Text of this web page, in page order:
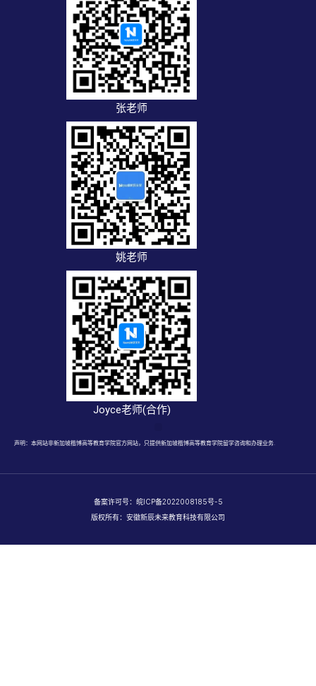
张老师
姚老师
Joyce老师(合作)
声明：本网站非新加坡楷博高等教育学院官方网站，只提供新加坡楷博高等教育学院留学咨询和办理业务.
备案许可号： 皖ICP备2022008185号-5
版权所有：安徽新辰未来教育科技有限公司